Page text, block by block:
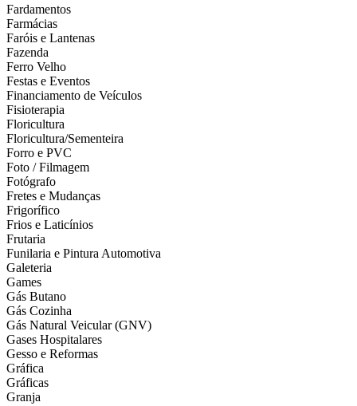
Fardamentos
Farmácias
Faróis e Lantenas
Fazenda
Ferro Velho
Festas e Eventos
Financiamento de Veículos
Fisioterapia
Floricultura
Floricultura/Sementeira
Forro e PVC
Foto / Filmagem
Fotógrafo
Fretes e Mudanças
Frigorífico
Frios e Laticínios
Frutaria
Funilaria e Pintura Automotiva
Galeteria
Games
Gás Butano
Gás Cozinha
Gás Natural Veicular (GNV)
Gases Hospitalares
Gesso e Reformas
Gráfica
Gráficas
Granja